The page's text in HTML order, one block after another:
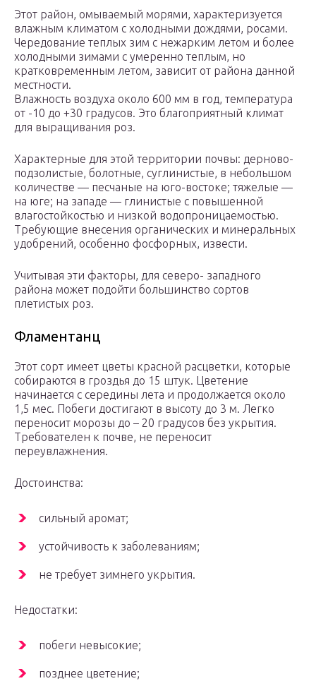
Этот район, омываемый морями, характеризуется
влажным климатом с холодными дождями, росами.
Чередование теплых зим с нежарким летом и более
холодными зимами с умеренно теплым, но
кратковременным летом, зависит от района данной
местности.
Влажность воздуха около 600 мм в год, температура
от -10 до +30 градусов. Это благоприятный климат
для выращивания роз.
Характерные для этой территории почвы: дерново-
подзолистые, болотные, суглинистые, в небольшом
количестве — песчаные на юго-востоке; тяжелые —
на юге; на западе — глинистые с повышенной
влагостойкостью и низкой водопроницаемостью.
Требующие внесения органических и минеральных
удобрений, особенно фосфорных, извести.
Учитывая эти факторы, для северо- западного
района может подойти большинство сортов
плетистых роз.
Фламентанц
Этот сорт имеет цветы красной расцветки, которые
собираются в гроздья до 15 штук. Цветение
начинается с середины лета и продолжается около
1,5 мес. Побеги достигают в высоту до 3 м. Легко
переносит морозы до – 20 градусов без укрытия.
Требователен к почве, не переносит
переувлажнения.
Достоинства:
сильный аромат;
устойчивость к заболеваниям;
не требует зимнего укрытия.
Недостатки:
побеги невысокие;
позднее цветение;